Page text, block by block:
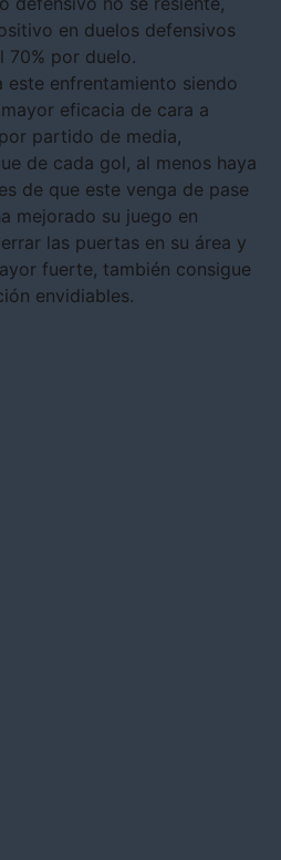
en duelos defensivos
70% por duelo.
este enfrentamiento siendo
eficacia de cara a
partido de media,
de cada gol, al menos haya
de que este venga de pase
mejorado su juego en
las puertas en su área y
fuerte, también consigue
envidiables.